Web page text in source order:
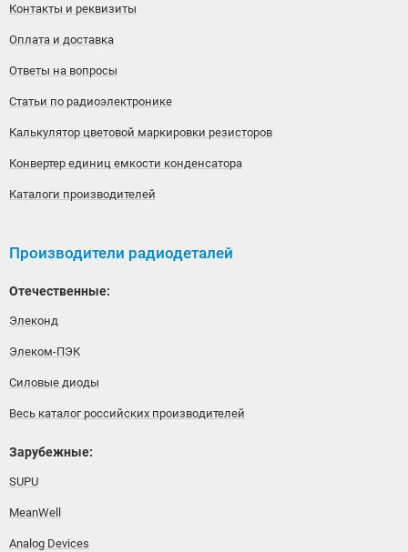
Контакты и реквизиты
Оплата и доставка
Ответы на вопросы
Статьи по радиоэлектронике
Калькулятор цветовой маркировки резисторов
Конвертер единиц емкости конденсатора
Каталоги производителей
Производители радиодеталей
Отечественные:
Элеконд
Элеком-ПЭК
Силовые диоды
Весь каталог российских производителей
Зарубежные:
SUPU
MeanWell
Analog Devices